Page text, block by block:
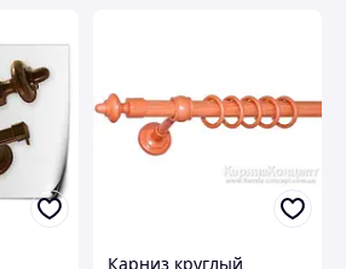
Карниз круглый